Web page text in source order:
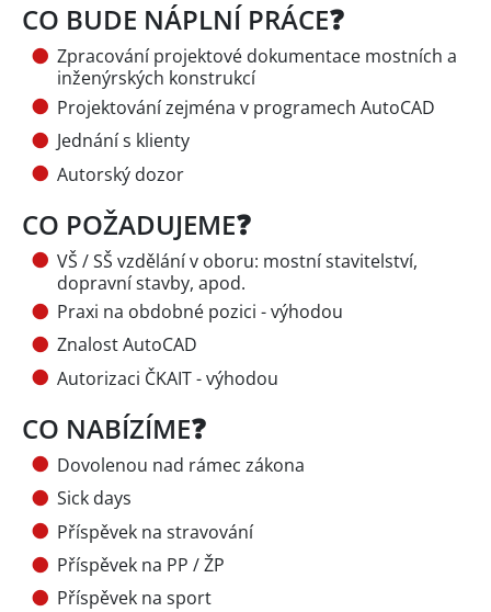
CO BUDE NÁPLNÍ PRÁCE❓
Zpracování projektové dokumentace mostních a
inženýrských konstrukcí
Projektování zejména v programech AutoCAD
Jednání s klienty
Autorský dozor
CO POŽADUJEME❓
VŠ / SŠ vzdělání v oboru: mostní stavitelství,
dopravní stavby, apod.
Praxi na obdobné pozici - výhodou
Znalost AutoCAD
Autorizaci ČKAIT - výhodou
CO NABÍZÍME❓
Dovolenou nad rámec zákona
Sick days
Příspěvek na stravování
Příspěvek na PP / ŽP
Příspěvek na sport